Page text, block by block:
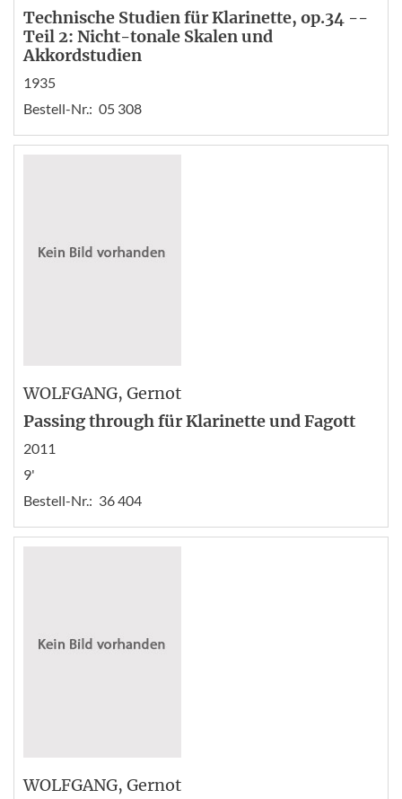
Technische Studien für Klarinette, op.34 --
Teil 2: Nicht-tonale Skalen und
Akkordstudien
1935
Bestell-Nr.: 05 308
WOLFGANG, Gernot
Passing through für Klarinette und Fagott
2011
9'
Bestell-Nr.: 36 404
WOLFGANG, Gernot